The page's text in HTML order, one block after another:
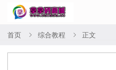
首页  综合教程  正文